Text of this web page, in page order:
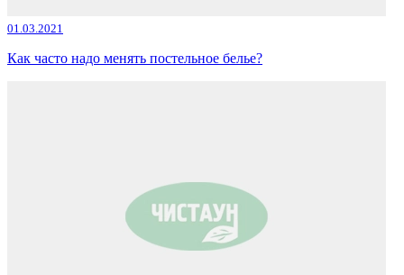
01.03.2021
Как часто надо менять постельное белье?